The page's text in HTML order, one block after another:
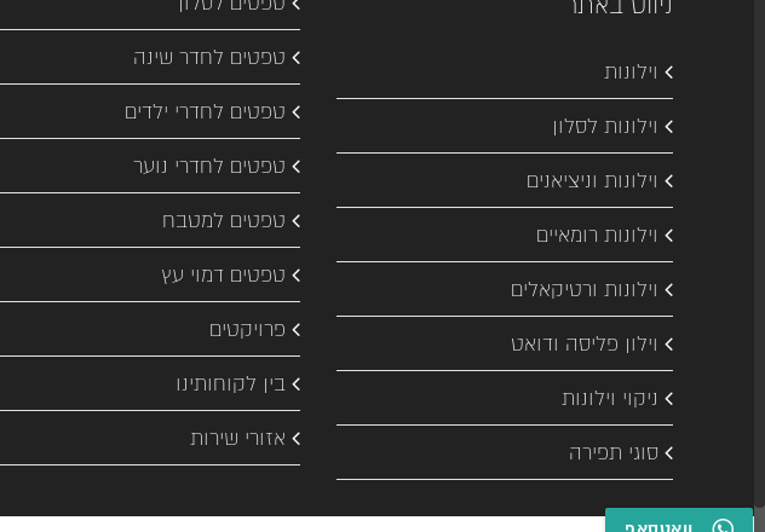
וילונות
וילונות לסלון
וילונות וניציאנים
וילונות רומאיים
וילונות ורטיקאלים
וילון פליסה ודואט
ניקוי וילונות
סוגי תפירה
טפטים לחדר שינה
טפטים לחדרי ילדים
טפטים לחדרי נוער
טפטים למטבח
טפטים דמוי עץ
פרויקטים
בין לקוחותינו
אזורי שירות